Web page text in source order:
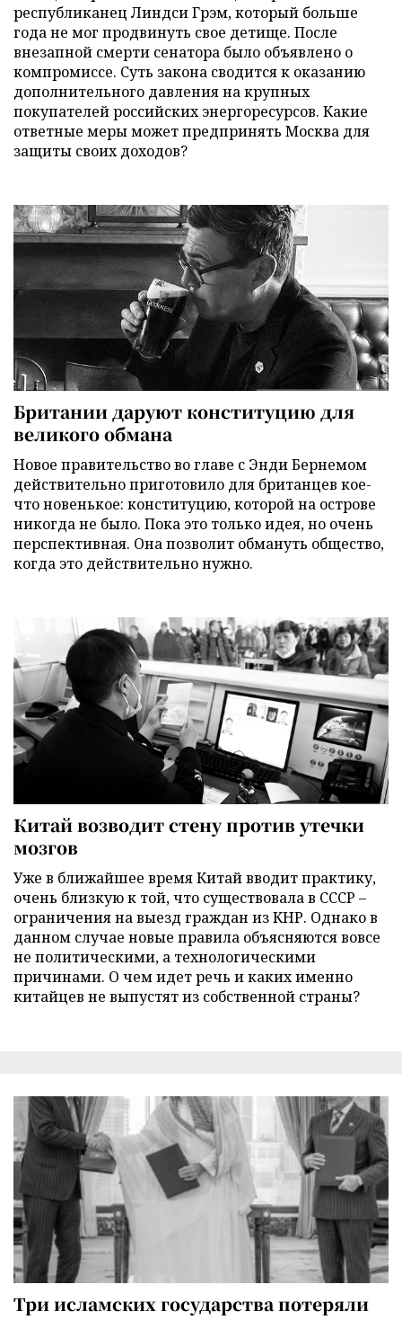
республиканец Линдси Грэм, который больше
года не мог продвинуть свое детище. После
внезапной смерти сенатора было объявлено о
компромиссе. Суть закона сводится к оказанию
дополнительного давления на крупных
покупателей российских энергоресурсов. Какие
ответные меры может предпринять Москва для
защиты своих доходов?
Британии даруют конституцию для
великого обмана
Новое правительство во главе с Энди Бернемом
действительно приготовило для британцев кое-
что новенькое: конституцию, которой на острове
никогда не было. Пока это только идея, но очень
перспективная. Она позволит обмануть общество,
когда это действительно нужно.
Китай возводит стену против утечки
мозгов
Уже в ближайшее время Китай вводит практику,
очень близкую к той, что существовала в СССР –
ограничения на выезд граждан из КНР. Однако в
данном случае новые правила объясняются вовсе
не политическими, а технологическими
причинами. О чем идет речь и каких именно
китайцев не выпустят из собственной страны?
Три исламских государства потеряли